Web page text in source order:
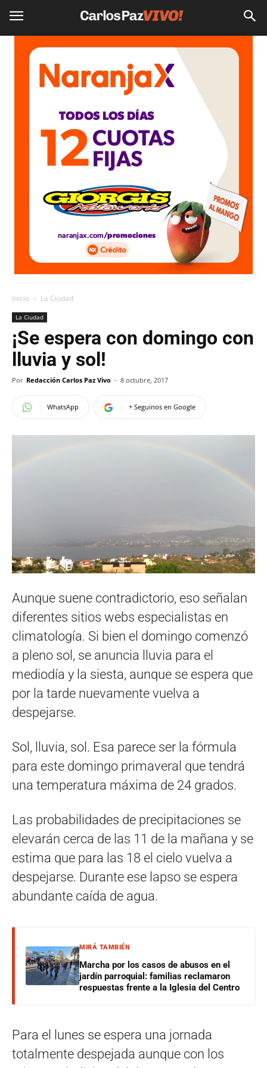
Inicio La Ciudad
La Ciudad
¡Se espera con domingo con
lluvia y sol!
Por Redacción Carlos Paz Vivo - 8 octubre, 2017
WhatsApp + Seguinos en Google
Aunque suene contradictorio, eso señalan
diferentes sitios webs especialistas en
climatología. Si bien el domingo comenzó
a pleno sol, se anuncia lluvia para el
mediodía y la siesta, aunque se espera que
por la tarde nuevamente vuelva a
despejarse.
Sol, lluvia, sol. Esa parece ser la fórmula
para este domingo primaveral que tendrá
una temperatura máxima de 24 grados.
Las probabilidades de precipitaciones se
elevarán cerca de las 11 de la mañana y se
estima que para las 18 el cielo vuelva a
despejarse. Durante ese lapso se espera
abundante caída de agua.
MIRÁ TAMBIÉN
Marcha por los casos de abusos en el
jardín parroquial: familias reclamaron
respuestas frente a la Iglesia del Centro
Para el lunes se espera una jornada
totalmente despejada aunque con los